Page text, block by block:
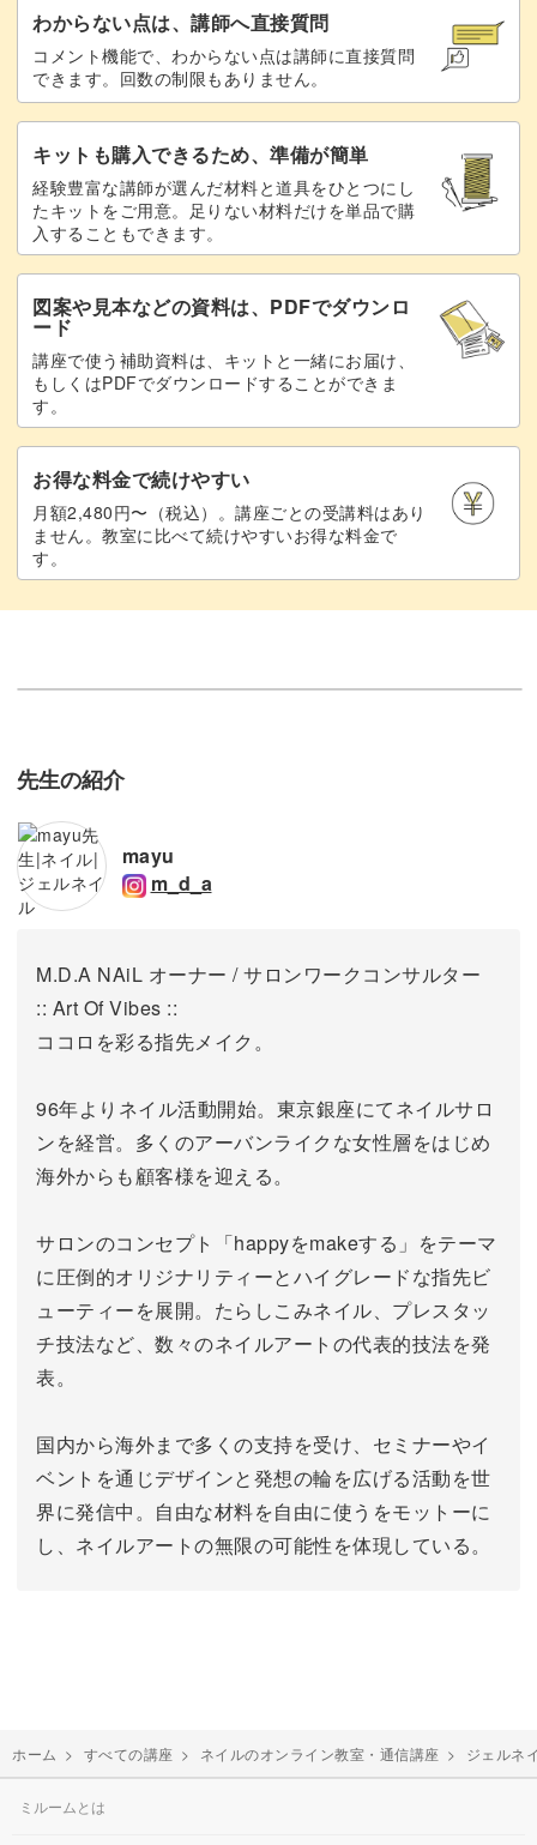
わからない点は、講師へ直接質問
コメント機能で、わからない点は講師に直接質問
できます。回数の制限もありません。
キットも購入できるため、準備が簡単
経験豊富な講師が選んだ材料と道具をひとつにし
たキットをご用意。足りない材料だけを単品で購
入することもできます。
図案や見本などの資料は、PDFでダウンロ
ード
講座で使う補助資料は、キットと一緒にお届け、
もしくはPDFでダウンロードすることができま
す。
お得な料金で続けやすい
月額2,480円〜（税込）。講座ごとの受講料はあり
ません。教室に比べて続けやすいお得な料金で
す。
先生の紹介
mayu
m_d_a
M.D.A NAiL オーナー / サロンワークコンサルター
:: Art Of Vibes ::
ココロを彩る指先メイク。
96年よりネイル活動開始。東京銀座にてネイルサロ
ンを経営。 多くのアーバンライクな女性層をはじめ
海外からも顧客様を迎える。
サロンのコンセプト「happyをmakeする」をテーマ
に圧倒的オリジナリティーとハイグレードな指先ビ
ューティーを展開。 たらしこみネイル、プレスタッ
チ技法など、数々のネイルアートの代表的技法を発
表。
国内から海外まで多くの支持を受け、セミナーやイ
ベントを通じデザインと発想の輪を広げる活動を世
界に発信中。 自由な材料を自由に使うをモットーに
し、ネイルアートの無限の可能性を体現している。
ホーム > すべての講座 > ネイルのオンライン教室・通信講座 > ジェルネ
ミルームとは